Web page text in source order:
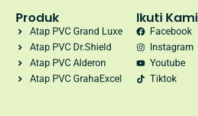
Produk
Atap PVC Grand Luxe
Atap PVC Dr.Shield
Atap PVC Alderon
Atap PVC GrahaExcel
Ikuti Kami
Facebook
Instagram
Youtube
Tiktok